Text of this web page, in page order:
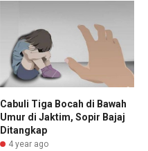
Cabuli Tiga Bocah di Bawah
Umur di Jaktim, Sopir Bajaj
Ditangkap
4 year ago